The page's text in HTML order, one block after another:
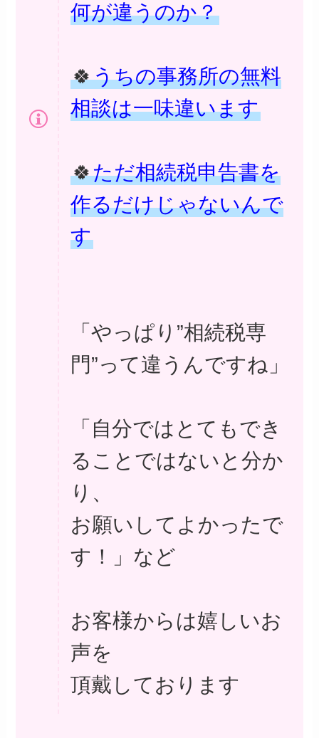
何が違うのか？
🍀うちの事務所の無料
相談は一味違います
🍀ただ相続税申告書を
作るだけじゃないんで
す
「やっぱり”相続税専
門”って違うんですね」
「自分ではとてもでき
ることではないと分か
り、
お願いしてよかったで
す！」など
お客様からは嬉しいお
声を
頂戴しております